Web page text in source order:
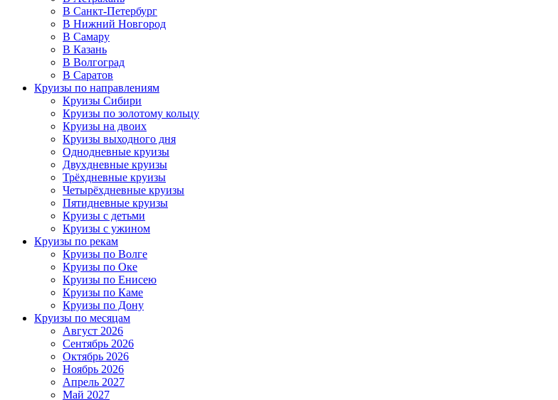
В Санкт-Петербург
В Нижний Новгород
В Самару
В Казань
В Волгоград
В Саратов
Круизы по направлениям
Круизы Сибири
Круизы по золотому кольцу
Круизы на двоих
Круизы выходного дня
Однодневные круизы
Двухдневные круизы
Трёхдневные круизы
Четырёхдневные круизы
Пятидневные круизы
Круизы с детьми
Круизы с ужином
Круизы по рекам
Круизы по Волге
Круизы по Оке
Круизы по Енисею
Круизы по Каме
Круизы по Дону
Круизы по месяцам
Август 2026
Сентябрь 2026
Октябрь 2026
Ноябрь 2026
Апрель 2027
Май 2027